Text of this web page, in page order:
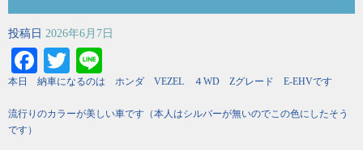
投稿日 2026年6月7日
Facebook
Twitter
本日 納車になるのは ホンダ VEZEL ４WD Zグレード E-EHVです
流行りのカラーが美しい車です（本人はシルバーが無いのでこの色にしたそう
です）